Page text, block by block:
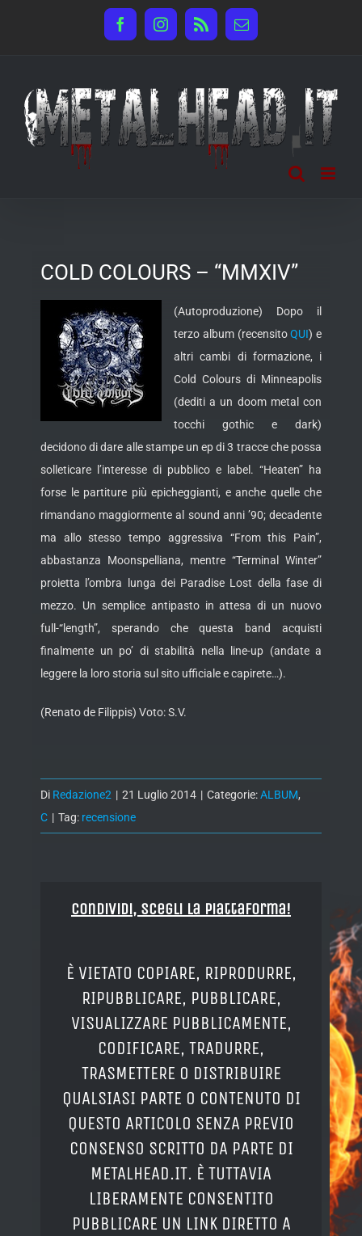
FacebookInstagram
Rss Email
COLD COLOURS – “MMXIV”
(Autoproduzione) Dopo il
terzo album (recensitoQUI) e
altri cambi di formazione, i
Cold Colours di Minneapolis
(dediti a un doom metal con
tocchi gothic e dark)
decidono di dare alle stampe un ep di 3 tracce che possa
solleticare l’interesse di pubblico e label. “Heaten” ha
forse le partiture più epicheggianti, e anche quelle che
rimandano maggiormente al sound anni ’90; decadente
ma allo stesso tempo aggressiva “From this Pain”,
abbastanza Moonspelliana, mentre “Terminal Winter”
proietta l’ombra lunga dei Paradise Lost della fase di
mezzo. Un semplice antipasto in attesa di un nuovo
full-“length”, sperando che questa band acquisti
finalmente un po’ di stabilità nella line-up (andate a
leggere la loro storia sul sito ufficiale e capirete…).
(Renato de Filippis) Voto: S.V.
Di Redazione2 | 21 Luglio 2014 | Categorie:ALBUM,
C | Tag: recensione
Condividi, Scegli la piattaforma!
È VIETATO COPIARE, RIPRODURRE,
RIPUBBLICARE, PUBBLICARE,
VISUALIZZARE PUBBLICAMENTE,
CODIFICARE, TRADURRE,
TRASMETTERE O DISTRIBUIRE
QUALSIASI PARTE O CONTENUTO DI
QUESTO ARTICOLO SENZA PREVIO
CONSENSO SCRITTO DA PARTE DI
METALHEAD.IT. È TUTTAVIA
LIBERAMENTE CONSENTITO
PUBBLICARE UN LINK DIRETTO A